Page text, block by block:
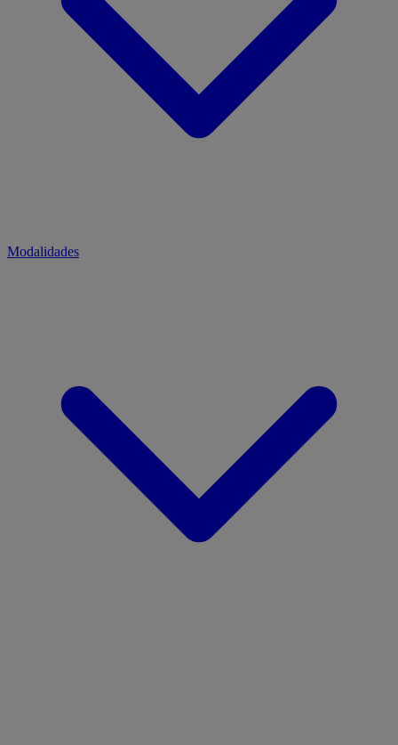
Modalidades